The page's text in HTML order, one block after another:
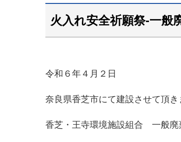
火入れ安全祈願祭-一般
令和６年４月２日
奈良県香芝市にて建設させて頂き
香芝・王寺環境施設組合 一般